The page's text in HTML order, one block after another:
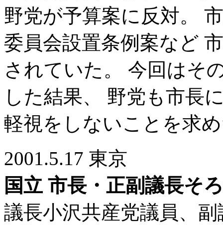
野党が予算案に反対。
委員会設置条例案など
されていた。 今回はそ
した結果、 野党も市長
軽視をしないことを求
2001.5.17 東京
国立 市長・正副議長そ
議長小沢共産党議員、